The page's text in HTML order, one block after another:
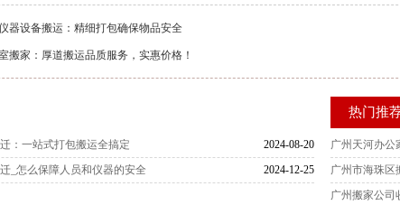
器设备搬运：精细打包确保物品安全
搬家：厚道搬运品质服务，实惠价格！
2024-08-20
：一站式打包搬运全搞定
2024-12-25
_怎么保障人员和仪器的安全
热门推
广州天河办公
广州市海珠区
广州搬家公司